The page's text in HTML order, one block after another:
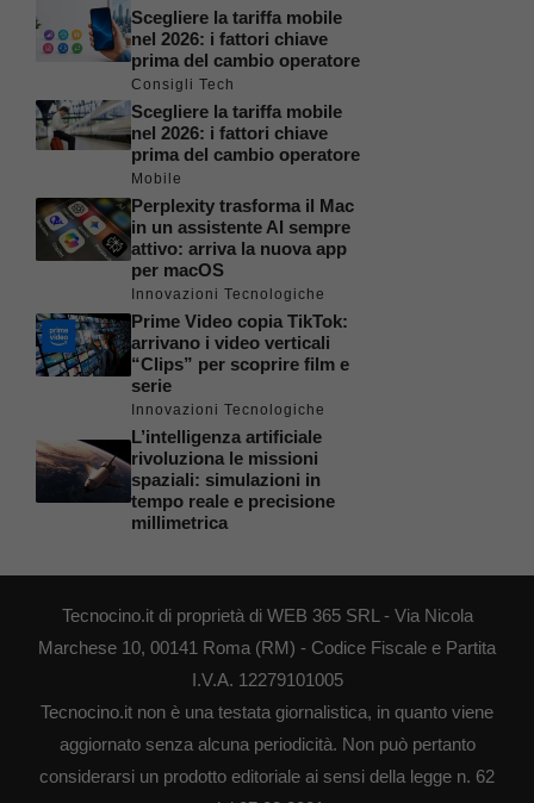
Scegliere la tariffa mobile
nel 2026: i fattori chiave
prima del cambio operatore
Consigli Tech
Scegliere la tariffa mobile
nel 2026: i fattori chiave
prima del cambio operatore
Mobile
Perplexity trasforma il Mac
in un assistente AI sempre
attivo: arriva la nuova app
per macOS
Innovazioni Tecnologiche
Prime Video copia TikTok:
arrivano i video verticali
“Clips” per scoprire film e
serie
Innovazioni Tecnologiche
L’intelligenza artificiale
rivoluziona le missioni
spaziali: simulazioni in
tempo reale e precisione
millimetrica
Tecnocino.it di proprietà di WEB 365 SRL - Via Nicola
Marchese 10, 00141 Roma (RM) - Codice Fiscale e Partita
I.V.A. 12279101005
Tecnocino.it non è una testata giornalistica, in quanto viene
aggiornato senza alcuna periodicità. Non può pertanto
considerarsi un prodotto editoriale ai sensi della legge n. 62